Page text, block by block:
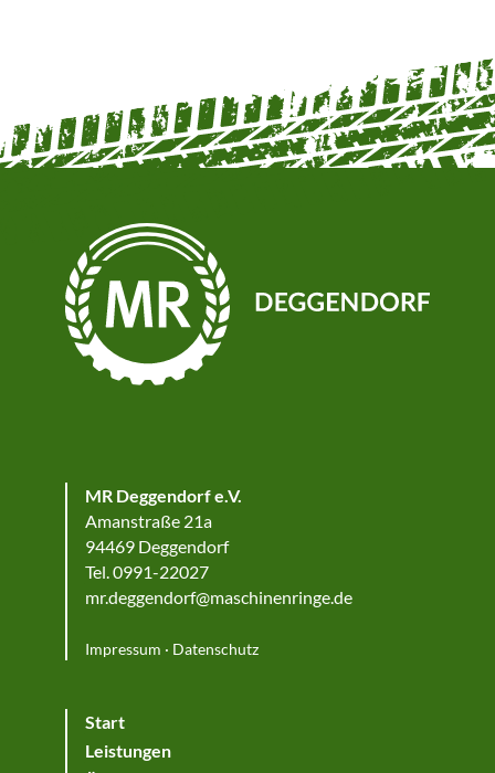
MR Deggendorf e.V.
Amanstraße 21a
94469 Deggendorf
Tel. 0991-22027
mr.deggendorf@maschinenringe.de
Impressum · Datenschutz
Start
Leistungen